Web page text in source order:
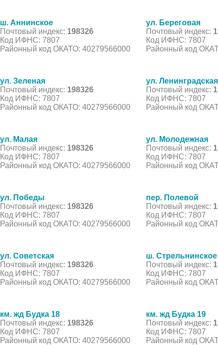
ш. Аннинское
Почтовый индекс: 198326
Код ИФНС: 7807
Районный код ОКАТО: 40279566000
ул. Береговая
Почтовый индекс:
Код ИФНС: 7807
Районный код
ул. Зеленая
Почтовый индекс: 198326
Код ИФНС: 7807
Районный код ОКАТО: 40279566000
ул. Ленинградская
Почтовый индекс:
Код ИФНС: 7807
Районный код
ул. Малая
Почтовый индекс: 198326
Код ИФНС: 7807
Районный код ОКАТО: 40279566000
ул. Молодежная
Почтовый индекс:
Код ИФНС: 7807
Районный код
ул. Победы
Почтовый индекс: 198326
Код ИФНС: 7807
Районный код ОКАТО: 40279566000
пер. Полевой
Почтовый индекс:
Код ИФНС: 7807
Районный код
ул. Советская
Почтовый индекс: 198326
Код ИФНС: 7807
Районный код ОКАТО: 40279566000
ш. Стрельнинское
Почтовый индекс:
Код ИФНС: 7807
Районный код
км. жд Будка 18
Почтовый индекс: 198326
Код ИФНС: 7807
Районный код ОКАТО: 40279566000
км. жд Будка 19
Почтовый индекс:
Код ИФНС: 7807
Районный код